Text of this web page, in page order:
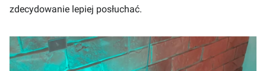
zdecydowanie lepiej posłuchać.